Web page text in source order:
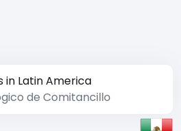
in Latin America
de Comitancillo